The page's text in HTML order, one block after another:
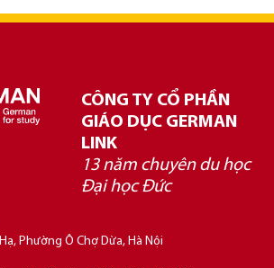
CÔNG TY CỔ PHẦN
GIÁO DỤC GERMAN
LINK
13 năm chuyên du học
Đại học Đức
Phường Ô Chợ Dừa, Hà Nội